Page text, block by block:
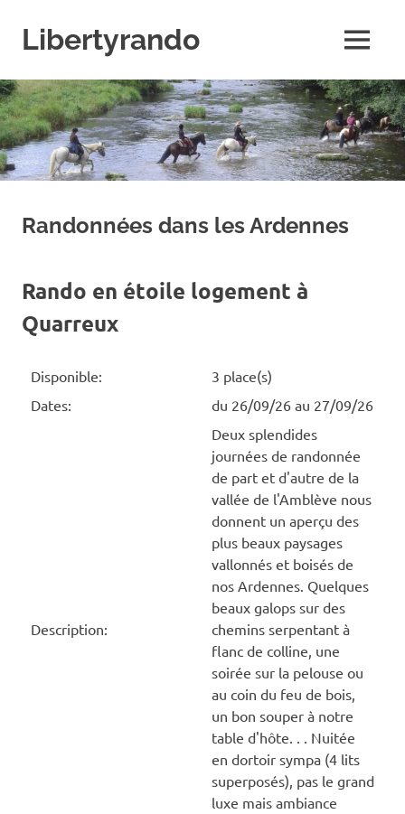
contentLibertyrando
spécialiste
de
la
randonnée
à
cheval
MENU
Randonnées dans les Ardennes
Rando en étoile logement à
Quarreux
Disponible:
3 place(s)
Dates:
du 26/09/26 au 27/09/26
Description:
Deux splendides
journées de randonnée
de part et d'autre de la
vallée de l'Amblève nous
donnent un aperçu des
plus beaux paysages
vallonnés et boisés de
nos Ardennes. Quelques
beaux galops sur des
chemins serpentant à
flanc de colline, une
soirée sur la pelouse ou
au coin du feu de bois,
un bon souper à notre
table d'hôte. . . Nuitée
en dortoir sympa (4 lits
superposés), pas le grand
luxe mais ambiance